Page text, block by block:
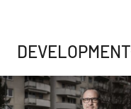
DEVELOPMENT